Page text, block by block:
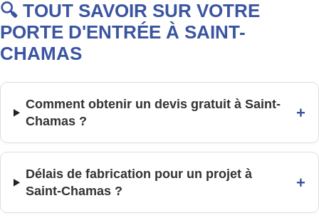
🔍 TOUT SAVOIR SUR VOTRE
PORTE D'ENTRÉE À SAINT-
CHAMAS
Comment obtenir un devis gratuit à Saint-
Chamas ?
+
Délais de fabrication pour un projet à
Saint-Chamas ?
+